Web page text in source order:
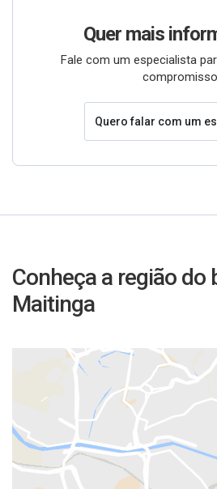
Quer mais
Fale com um especialista
Quero falar com um
Conheça a região do
Maitinga